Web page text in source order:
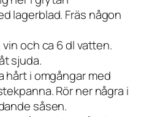
lagerblad. Fräs någon
och ca 6 dl vatten.
sjuda.
hårt i omgångar med
Rör ner några i
såsen.